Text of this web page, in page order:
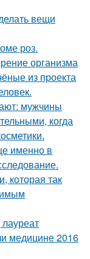
вещи
роз.
организма
из проекта
мужчины
когда
именно в
которая так
медицине 2016